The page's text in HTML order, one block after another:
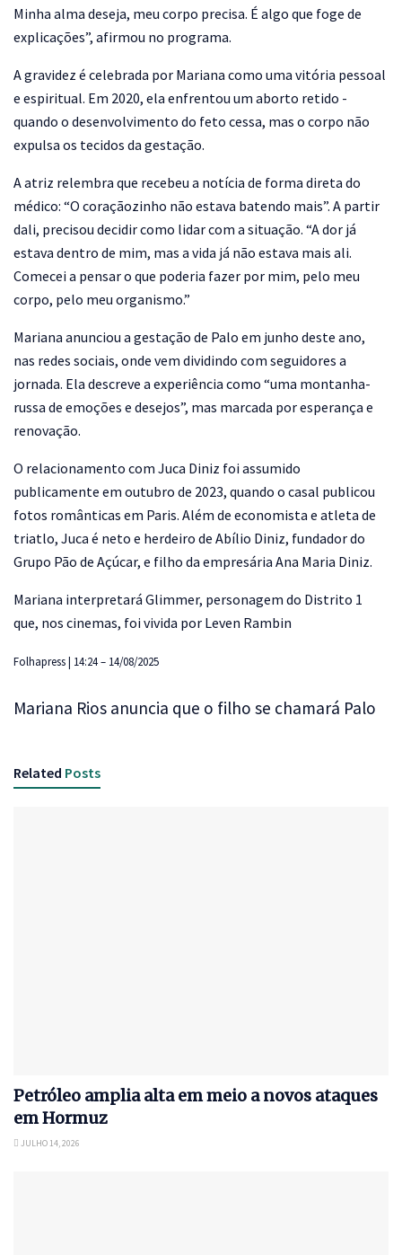
Minha alma deseja, meu corpo precisa. É algo que foge de
explicações”, afirmou no programa.
A gravidez é celebrada por Mariana como uma vitória pessoal
e espiritual. Em 2020, ela enfrentou um aborto retido -
quando o desenvolvimento do feto cessa, mas o corpo não
expulsa os tecidos da gestação.
A atriz relembra que recebeu a notícia de forma direta do
médico: “O coraçãozinho não estava batendo mais”. A partir
dali, precisou decidir como lidar com a situação. “A dor já
estava dentro de mim, mas a vida já não estava mais ali.
Comecei a pensar o que poderia fazer por mim, pelo meu
corpo, pelo meu organismo.”
Mariana anunciou a gestação de Palo em junho deste ano,
nas redes sociais, onde vem dividindo com seguidores a
jornada. Ela descreve a experiência como “uma montanha-
russa de emoções e desejos”, mas marcada por esperança e
renovação.
O relacionamento com Juca Diniz foi assumido
publicamente em outubro de 2023, quando o casal publicou
fotos românticas em Paris. Além de economista e atleta de
triatlo, Juca é neto e herdeiro de Abílio Diniz, fundador do
Grupo Pão de Açúcar, e filho da empresária Ana Maria Diniz.
Mariana interpretará Glimmer, personagem do Distrito 1
que, nos cinemas, foi vivida por Leven Rambin
Folhapress | 14:24 – 14/08/2025
Mariana Rios anuncia que o filho se chamará Palo
Related Posts
Petróleo amplia alta em meio a novos ataques
em Hormuz
JULHO 14, 2026